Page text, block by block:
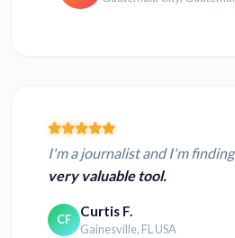
I'm a journalist and I'm
very valuable tool.
CF Curtis F.
Gainesville, FL USA